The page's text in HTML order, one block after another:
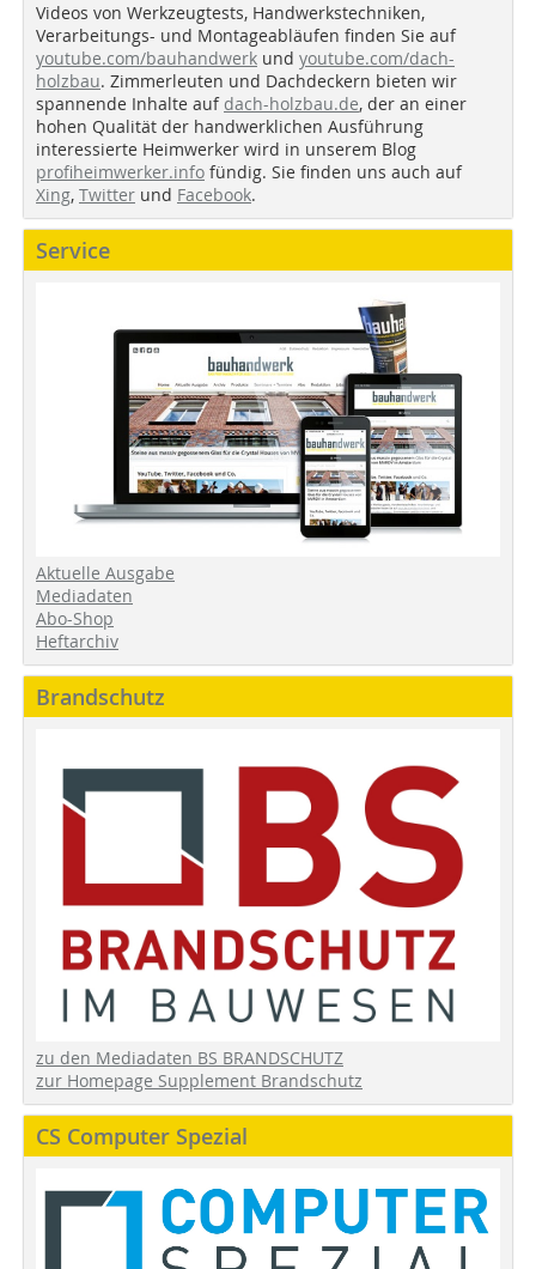
Videos von Werkzeugtests, Handwerkstechniken,
Verarbeitungs- und Montageabläufen finden Sie auf
youtube.com/bauhandwerk und youtube.com/dach-
holzbau. Zimmerleuten und Dachdeckern bieten wir
spannende Inhalte auf dach-holzbau.de, der an einer
hohen Qualität der handwerklichen Ausführung
interessierte Heimwerker wird in unserem Blog
profiheimwerker.info fündig. Sie finden uns auch auf
Xing, Twitter und Facebook.
Service
Aktuelle Ausgabe
Mediadaten
Abo-Shop
Heftarchiv
Brandschutz
zu den Mediadaten BS BRANDSCHUTZ
zur Homepage Supplement Brandschutz
CS Computer Spezial